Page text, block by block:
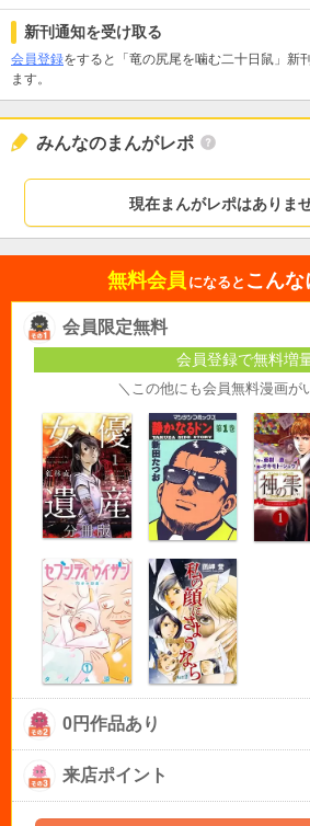
新刊通知を受け取る
会員登録をすると「竜の尻尾を噛む二十日鼠」新
ます。
みんなのまんがレポ
現在まんがレポはありま
無料会員 になると こんな
会員限定無料
会員登録で無料増
＼この他にも会員無料漫画が
0円作品あり
来店ポイント